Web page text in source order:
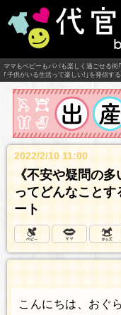
ママもベビーもパパも楽しく過ごせる街
｢子供がいる生活って楽しい!｣を発信す
2022/2/10 11:00
《不安や疑問の
ってどんなこと
ート
こんにちは、おぐ